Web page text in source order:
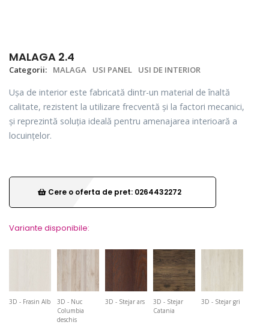
MALAGA 2.4
Categorii: MALAGA USI PANEL USI DE INTERIOR
Ușa de interior este fabricată dintr-un material de înaltă
calitate, rezistent la utilizare frecventă și la factori mecanici,
și reprezintă soluția ideală pentru amenajarea interioară a
locuințelor.
Cere o oferta de pret: 0264432272
Variante disponibile:
3D - Frasin Alb
3D - Nuc
Columbia
deschis
3D - Stejar ars
3D - Stejar
Catania
3D - Stejar gri